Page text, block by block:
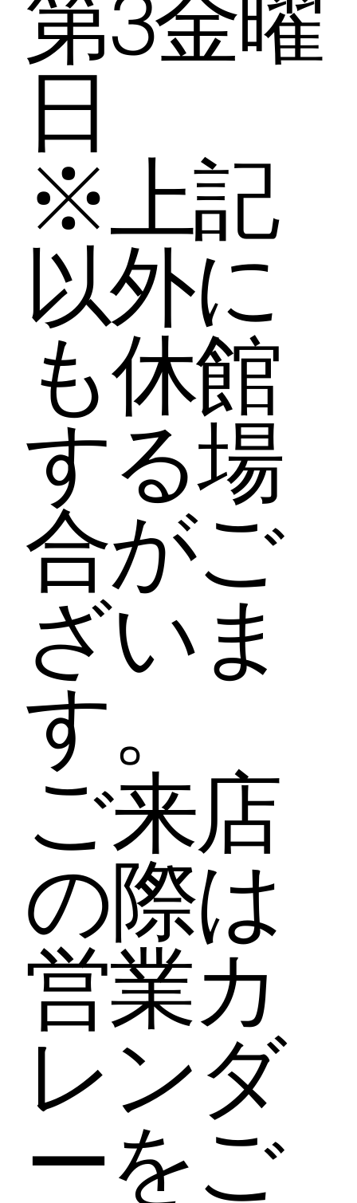
第3金曜
日
※上記
以外に
も休館
する場
合がご
ざいま
す。
​ご来店
の際は
営業カ
レンダ
ーをご